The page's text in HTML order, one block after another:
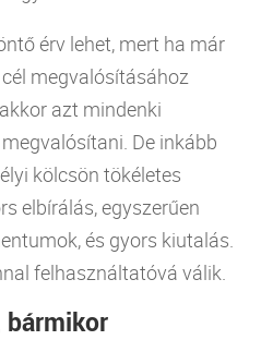
érv lehet, mert ha már
megvalósításához
azt mindenki
De inkább
kölcsön tökéletes
elbírálás, egyszerűen
és gyors kiutalás.
felhasználtatóvá válik.
bármikor